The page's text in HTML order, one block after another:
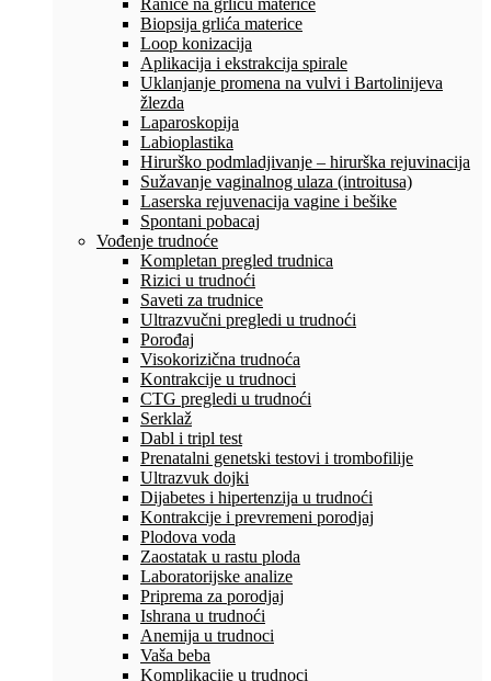
Ranice na grliću materice
Biopsija grlića materice
Loop konizacija
Aplikacija i ekstrakcija spirale
Uklanjanje promena na vulvi i Bartolinijeva
žlezda
Laparoskopija
Labioplastika
Hirurško podmladjivanje – hirurška rejuvinacija
Sužavanje vaginalnog ulaza (introitusa)
Laserska rejuvenacija vagine i bešike
Spontani pobacaj
Vođenje trudnoće
Kompletan pregled trudnica
Rizici u trudnoći
Saveti za trudnice
Ultrazvučni pregledi u trudnoći
Porođaj
Visokorizična trudnoća
Kontrakcije u trudnoci
CTG pregledi u trudnoći
Serklaž
Dabl i tripl test
Prenatalni genetski testovi i trombofilije
Ultrazvuk dojki
Dijabetes i hipertenzija u trudnoći
Kontrakcije i prevremeni porodjaj
Plodova voda
Zaostatak u rastu ploda
Laboratorijske analize
Priprema za porodjaj
Ishrana u trudnoći
Anemija u trudnoci
Vaša beba
Komplikacije u trudnoci